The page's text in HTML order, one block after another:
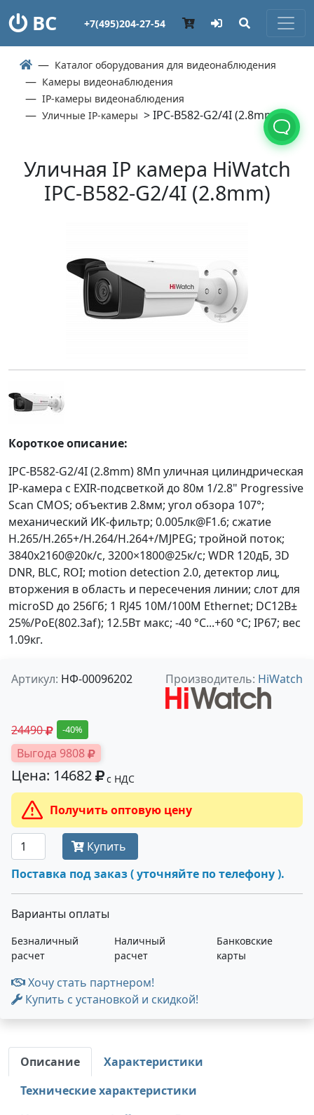
ВС +7(495)204-27-54
Каталог оборудования для видеонаблюдения
Камеры видеонаблюдения
IP-камеры видеонаблюдения
Уличные IP-камеры > IPC-B582-G2/4I (2.8mm)
Уличная IP камера HiWatch
IPC-B582-G2/4I (2.8mm)
Короткое описание:
IPC-B582-G2/4I (2.8mm) 8Мп уличная цилиндрическая
IP-камера с EXIR-подсветкой до 80м 1/2.8" Progressive
Scan CMOS; объектив 2.8мм; угол обзора 107°;
механический ИК-фильтр; 0.005лк@F1.6; сжатие
H.265/H.265+/H.264/H.264+/MJPEG; тройной поток;
3840x2160@20к/с, 3200×1800@25к/с; WDR 120дБ, 3D
DNR, BLC, ROI; motion detection 2.0, детектор лиц,
вторжения в область и пересечения линии; слот для
microSD до 256Гб; 1 RJ45 10M/100M Ethernet; DC12В±
25%/PoE(802.3af); 12.5Вт макс; -40 °C...+60 °C; IP67; вес
1.09кг.
Артикул: НФ-00096202 Производитель: HiWatch
24490 -40%
Выгода 9808
Цена: 14682 с НДС
Получить оптовую цену
Купить
Поставка под заказ ( уточняйте по телефону ).
Варианты оплаты
Безналичный
расчет
Наличный
расчет
Банковские
карты
Хочу стать партнером!
Купить с установкой и скидкой!
Описание
Характеристики
Технические характеристики